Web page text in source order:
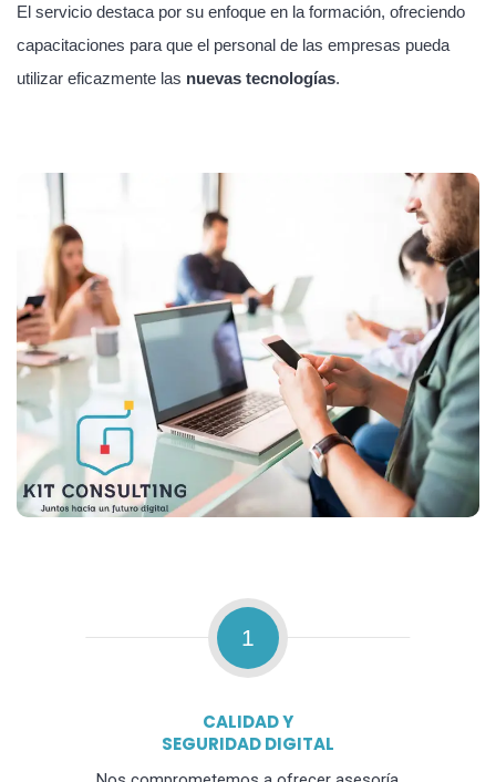
El servicio destaca por su enfoque en la formación, ofreciendo
capacitaciones para que el personal de las empresas pueda
utilizar eficazmente las nuevas tecnologías.
1
CALIDAD Y
SEGURIDAD DIGITAL